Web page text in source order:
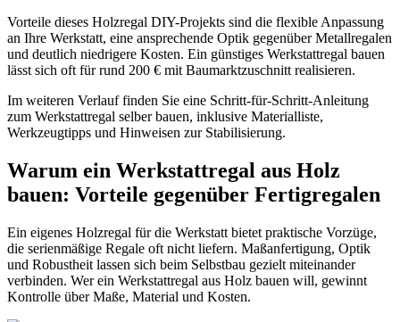
Vorteile dieses Holzregal DIY-Projekts sind die flexible Anpassung
an Ihre Werkstatt, eine ansprechende Optik gegenüber Metallregalen
und deutlich niedrigere Kosten. Ein günstiges Werkstattregal bauen
lässt sich oft für rund 200 € mit Baumarktzuschnitt realisieren.
Im weiteren Verlauf finden Sie eine Schritt-für-Schritt-Anleitung
zum Werkstattregal selber bauen, inklusive Materialliste,
Werkzeugtipps und Hinweisen zur Stabilisierung.
Warum ein Werkstattregal aus Holz
bauen: Vorteile gegenüber Fertigregalen
Ein eigenes Holzregal für die Werkstatt bietet praktische Vorzüge,
die serienmäßige Regale oft nicht liefern. Maßanfertigung, Optik
und Robustheit lassen sich beim Selbstbau gezielt miteinander
verbinden. Wer ein Werkstattregal aus Holz bauen will, gewinnt
Kontrolle über Maße, Material und Kosten.